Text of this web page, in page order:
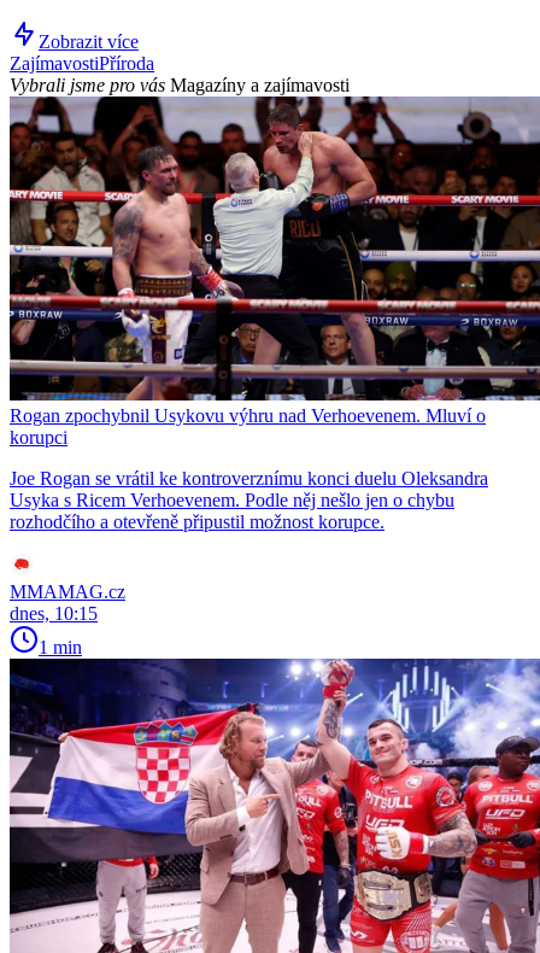
Zobrazit více
ZajímavostiPříroda
Vybrali jsme pro vás Magazíny a zajímavosti
Rogan zpochybnil Usykovu výhru nad Verhoevenem. Mluví o
korupci
Joe Rogan se vrátil ke kontroverznímu konci duelu Oleksandra
Usyka s Ricem Verhoevenem. Podle něj nešlo jen o chybu
rozhodčího a otevřeně připustil možnost korupce.
MMAMAG.cz
dnes, 10:15
1 min